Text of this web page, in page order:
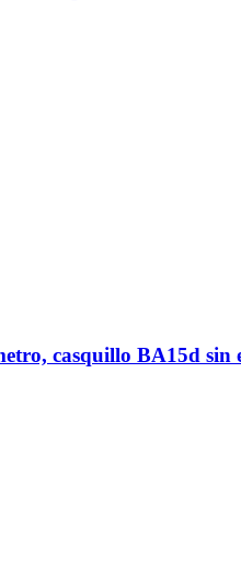
casquillo BA15d sin